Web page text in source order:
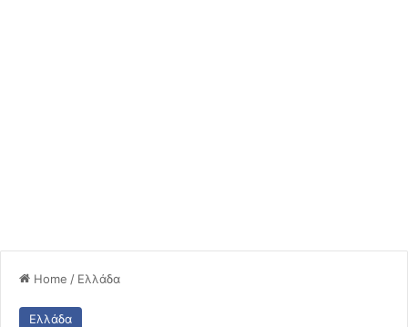
Home / Ελλάδα
Ελλάδα